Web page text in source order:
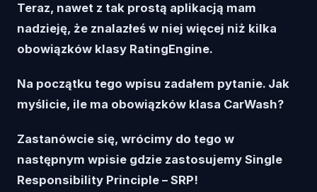
Teraz, nawet z tak prostą aplikacją ​​mam
nadzieję, że znalazłeś w niej więcej niż kilka
obowiązków klasy RatingEngine.
Na początku tego wpisu zadałem pytanie. Jak
myślicie, ile ma obowiązków klasa CarWash?
Zastanówcie się, wrócimy do tego w
następnym wpisie gdzie zastosujemy Single
Responsibility Principle – SRP!